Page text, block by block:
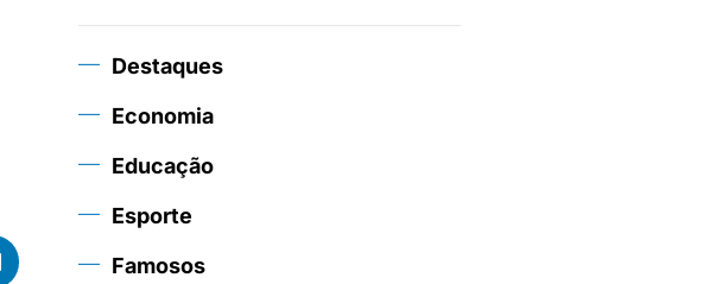
Destaques
Economia
Educação
Esporte
Famosos